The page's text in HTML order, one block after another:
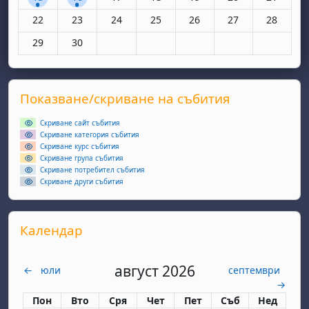
Няма събития, понеделник, 22 юни
22 Няма събития, вторник, 23 юни
23 Няма събития, сряда, 24 юни
24 Няма събития, четвъртък, 25 юни
25 Няма събития, петък, 26
26 Няма събития,
27 Няма
28
Няма събития, понеделник, 29 юни
29 Няма събития, вторник, 30 юни
30
Supplementary blocks
Прескочи Показване/скриване на събития
Показване/скриване на събития
Скриване сайт събития
Скриване категория събития
Скриване курс събития
Скриване група събития
Скриване потребител събития
Скриване други събития
Прескочи Календар
Календар
← юли август 2026
септември
→
Понеделник
Пон вторник
Вто сряда
Сря четвъртък
Чет петък
Пет събота
Съб неделя
Нед